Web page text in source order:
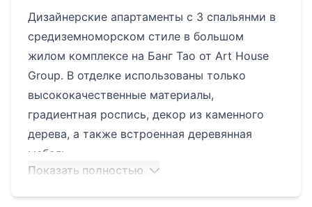
Дизайнерские апартаменты с 3 спальянми в
средиземноморском стиле в большом
жилом комплексе на Банг Тао от Art House
Group. В отделке использованы только
высококачественные материалы,
градиентная роспись, декор из каменного
дерева, а также встроенная деревянная
мебель.
Комплекс включает в себя:
Показать полностью